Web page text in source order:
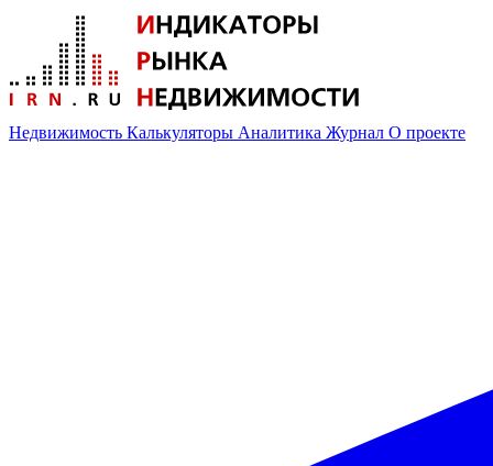
Недвижимость Калькуляторы Аналитика Журнал О проекте